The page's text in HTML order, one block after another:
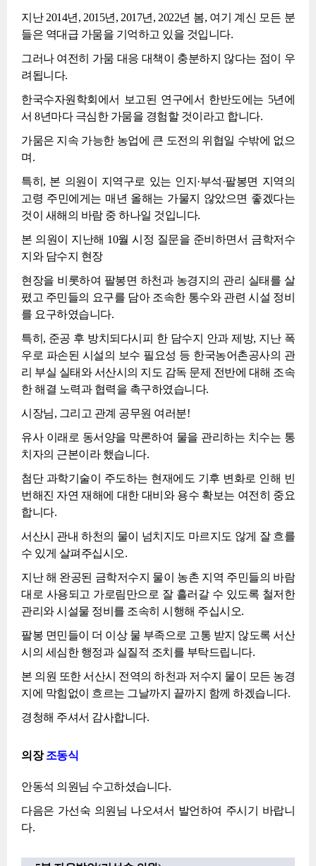
지난 2014년, 2015년, 2017년, 2022년 봄, 여기 계신 모든 분
들은 역대급 가뭄을 기억하고 있을 것입니다.
그러나 여전히 가뭄 대응 대책이 충분하지 않다는 점이 우
려됩니다.
한국수자원학회에서 보고된 연구에서 한반도에는 5년에
서 8년마다 극심한 가뭄을 경험할 것이라고 합니다.
가뭄은 지속 가능한 농업에 큰 도전의 위협일 수밖에 없으
며.
특히, 본 의원이 지역구로 있는 인지·부석·팔봉면 지역의
고령 주민에게는 매년 올해는 가물지 않았으면 좋겠다는
것이 새해의 바람 중 하나일 것입니다.
본 의원이 지난해 10월 시정 질문을 준비하면서 금학저수
지와 담수지 현장
현장을 비롯하여 팔봉면 하천과 농경지의 관리 실태를 살
폈고 주민들의 요구를 담아 조속한 통수와 관련 시설 정비
를 요구하였습니다.
특히, 준공 후 방치되다시피 한 담수지 안과 제방, 지난 폭
우로 파손된 시설의 보수 필요성 등 한국농어촌공사의 관
리 부실 실태와 서산시의 지도 감독 문제 전반에 대해 조속
한 해결 노력과 협력을 촉구하였습니다.
시장님, 그리고 관계 공무원 여러분!
유사 이래로 동서양을 막론하여 물을 관리하는 치수는 통
치자의 근본이라 했습니다.
첨단 과학기술이 주도하는 현재에도 기후 변화로 인해 빈
번해진 자연 재해에 대한 대비와 용수 확보는 여전히 중요
합니다.
서산시 관내 하천의 물이 넘치지도 마르지도 않게 잘 흐를
수 있게 살펴주십시오.
지난 해 완공된 금학저수지 물이 농촌 지역 주민들의 바람
대로 사용되고 가로림만으로 잘 흘러갈 수 있도록 철저한
관리와 시설물 정비를 조속히 시행해 주십시오.
팔봉 면민들이 더 이상 물 부족으로 고통 받지 않도록 서산
시의 세심한 행정과 실질적 조치를 부탁드립니다.
본 의원 또한 서산시 전역의 하천과 저수지 물이 모든 농경
지에 막힘없이 흐르는 그날까지 끝까지 함께 하겠습니다.
경청해 주셔서 감사합니다.
의장조동식
안동석 의원님 수고하셨습니다.
다음은 가선숙 의원님 나오셔서 발언하여 주시기 바랍니
다.